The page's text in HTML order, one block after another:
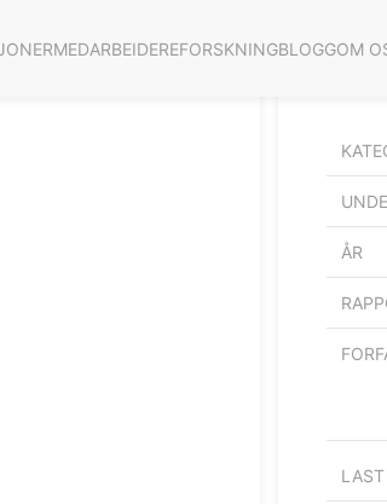
MEDARBEIDEREFORSKNINGBLOGGOM
ÅR